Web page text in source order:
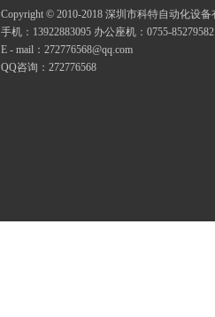
Copyright © 2010-2018 深圳市科特自动化设
手机：13922883095 办公座机：0755-85279582
E - mail：272776568@qq.com
QQ咨询：272776568